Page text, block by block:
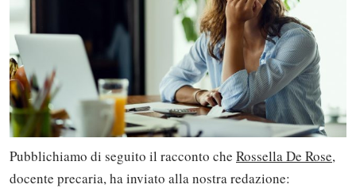
Pubblichiamo di seguito il racconto che Rossella De Rose,
docente precaria, ha inviato alla nostra redazione: